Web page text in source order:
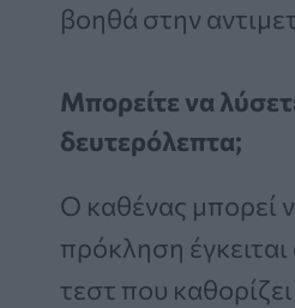
βοηθά στην
Μπορείτε να
δευτερόλεπτα;
Ο καθένας μπορεί
πρόκληση
τεστ που